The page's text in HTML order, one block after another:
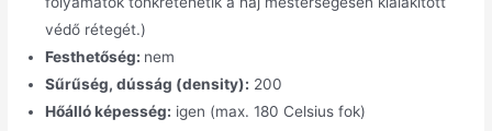
védő rétegét.)
Festhetőség: nem
Sűrűség, dússág (density): 200
Hőálló képesség: igen (max. 180 Celsius fok)